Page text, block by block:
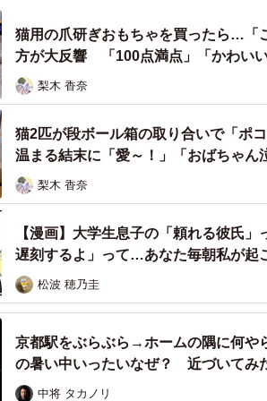
をみつけて、くわえてる！（飼い主さん提供、
“立ち姿”にネット爆笑
挟まらないやり方を習得してる」「立
コメントが続々。
、もうAI越えの動き」「可愛い泥棒さ
で寄せられた。
猫用の爪研ぎおもちゃを買ったら…「
方が大反響 「100点満点」「かわいい
梨木 香奈
猫2匹が段ボール箱の取り合いで「ポ
温まる結末に「愛～！」「おばちゃん
梨木 香奈
【漫画】大学生息子の「頼れる彼氏
遅刻するよ」って…あなた毎朝私が起
松波 穂乃圭
京都駅をぶらぶら→ホームの隅に何
の暑い中いったいなぜ？ 近づいてみ
中将 タカノリ